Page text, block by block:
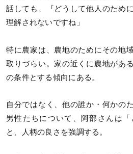
話しても、『どうして他人のため
理解されないですね」
特に農家は、農地のためにその地
取りづらい。家の近くに農地があ
の条件とする傾向にある。
自分ではなく、他の誰か・何かの
男性たちについて、阿部さんは「
と、人柄の良さを強調する。